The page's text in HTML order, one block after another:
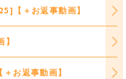
【＋お返事動画】
お返事動画】